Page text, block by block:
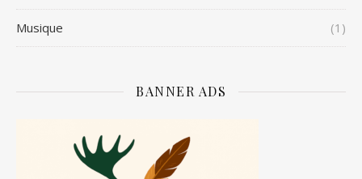
Musique (1)
BANNER ADS